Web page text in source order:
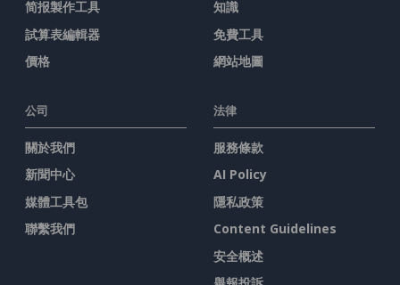
简报製作工具
試算表編輯器
價格
知識
免費工具
網站地圖
公司
關於我們
新聞中心
媒體工具包
聯繫我們
法律
服務條款
AI Policy
隱私政策
Content Guidelines
安全概述